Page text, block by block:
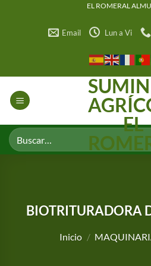
EL ROMERAL
Email Lun a Vi
EL
Buscar
por:
BIOTRITURADORA
Inicio /